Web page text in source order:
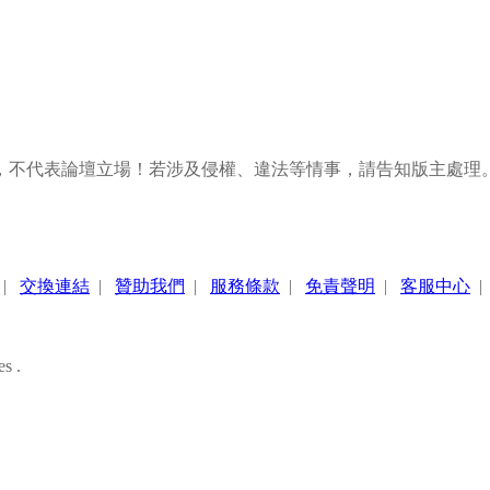
代表論壇立場！若涉及侵權、違法等情事，請告知版主處理。
交換連結 | 贊助我們 | 服務條款 | 免責聲明 | 客服中心 |
.